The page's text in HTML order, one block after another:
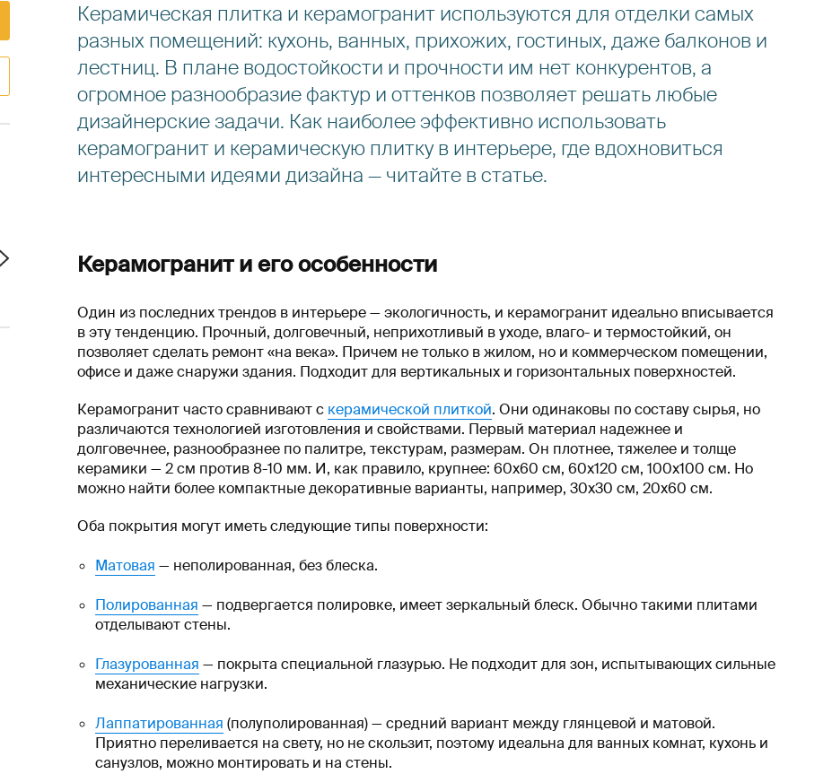
Керамическая плитка и керамогранит используются для отделки самых
разных помещений: кухонь, ванных, прихожих, гостиных, даже балконов и
лестниц. В плане водостойкости и прочности им нет конкурентов, а
огромное разнообразие фактур и оттенков позволяет решать любые
дизайнерские задачи. Как наиболее эффективно использовать
керамогранит и керамическую плитку в интерьере, где вдохновиться
интересными идеями дизайна — читайте в статье.
Керамогранит и его особенности
Один из последних трендов в интерьере — экологичность, и керамогранит идеально вписывается
в эту тенденцию. Прочный, долговечный, неприхотливый в уходе, влаго- и термостойкий, он
позволяет сделать ремонт «на века». Причем не только в жилом, но и коммерческом помещении,
офисе и даже снаружи здания. Подходит для вертикальных и горизонтальных поверхностей.
Керамогранит часто сравнивают с керамической плиткой. Они одинаковы по составу сырья, но
различаются технологией изготовления и свойствами. Первый материал надежнее и
долговечнее, разнообразнее по палитре, текстурам, размерам. Он плотнее, тяжелее и толще
керамики — 2 см против 8-10 мм. И, как правило, крупнее: 60х60 см, 60х120 см, 100х100 см. Но
можно найти более компактные декоративные варианты, например, 30х30 см, 20х60 см.
Оба покрытия могут иметь следующие типы поверхности:
Матовая — неполированная, без блеска.
Полированная — подвергается полировке, имеет зеркальный блеск. Обычно такими плитами
отделывают стены.
Глазурованная — покрыта специальной глазурью. Не подходит для зон, испытывающих сильные
механические нагрузки.
Лаппатированная (полуполированная) — средний вариант между глянцевой и матовой.
Приятно переливается на свету, но не скользит, поэтому идеальна для ванных комнат, кухонь и
санузлов, можно монтировать и на стены.